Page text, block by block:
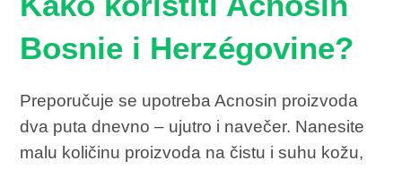
Bosnie i Herzégovine?
Preporučuje se upotreba Acnosin proizvoda
dva puta dnevno – ujutro i navečer. Nanesite
malu količinu proizvoda na čistu i suhu kožu,